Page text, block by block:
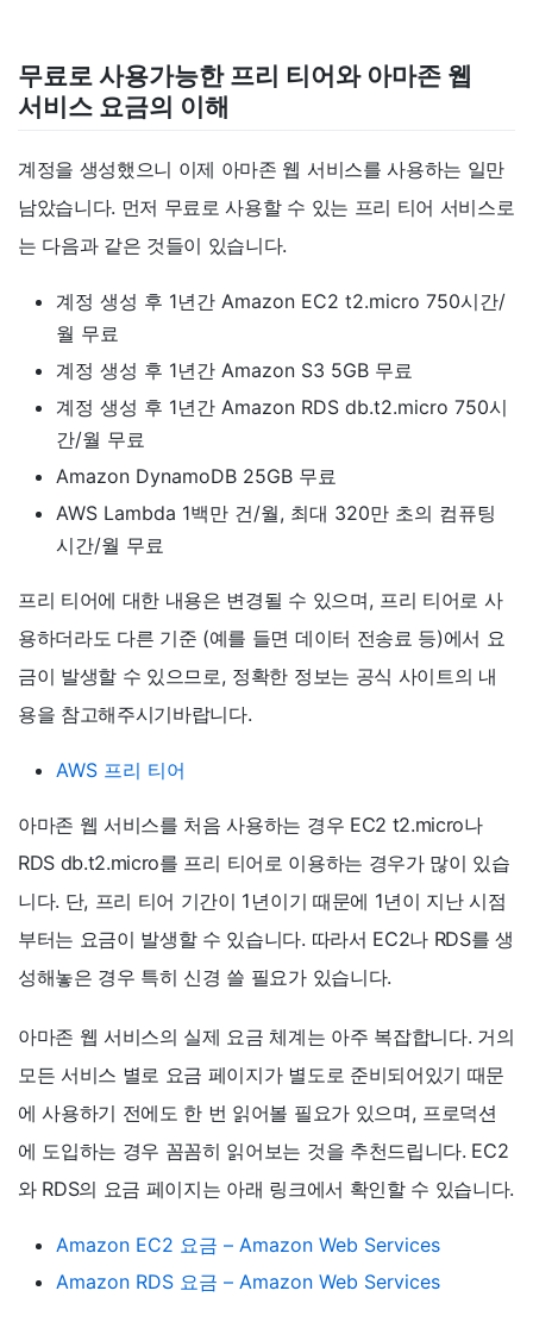
무료로 사용가능한 프리 티어와 아마존 웹
서비스 요금의 이해
계정을 생성했으니 이제 아마존 웹 서비스를 사용하는 일만
남았습니다. 먼저 무료로 사용할 수 있는 프리 티어 서비스로
는 다음과 같은 것들이 있습니다.
계정 생성 후 1년간 Amazon EC2 t2.micro 750시간/
월 무료
계정 생성 후 1년간 Amazon S3 5GB 무료
계정 생성 후 1년간 Amazon RDS db.t2.micro 750시
간/월 무료
Amazon DynamoDB 25GB 무료
AWS Lambda 1백만 건/월, 최대 320만 초의 컴퓨팅
시간/월 무료
프리 티어에 대한 내용은 변경될 수 있으며, 프리 티어로 사
용하더라도 다른 기준 (예를 들면 데이터 전송료 등)에서 요
금이 발생할 수 있으므로, 정확한 정보는 공식 사이트의 내
용을 참고해주시기바랍니다.
AWS 프리 티어
아마존 웹 서비스를 처음 사용하는 경우 EC2 t2.micro나
RDS db.t2.micro를 프리 티어로 이용하는 경우가 많이 있습
니다. 단, 프리 티어 기간이 1년이기 때문에 1년이 지난 시점
부터는 요금이 발생할 수 있습니다. 따라서 EC2나 RDS를 생
성해놓은 경우 특히 신경 쓸 필요가 있습니다.
아마존 웹 서비스의 실제 요금 체계는 아주 복잡합니다. 거의
모든 서비스 별로 요금 페이지가 별도로 준비되어있기 때문
에 사용하기 전에도 한 번 읽어볼 필요가 있으며, 프로덕션
에 도입하는 경우 꼼꼼히 읽어보는 것을 추천드립니다. EC2
와 RDS의 요금 페이지는 아래 링크에서 확인할 수 있습니다.
Amazon EC2 요금 – Amazon Web Services
Amazon RDS 요금 – Amazon Web Services